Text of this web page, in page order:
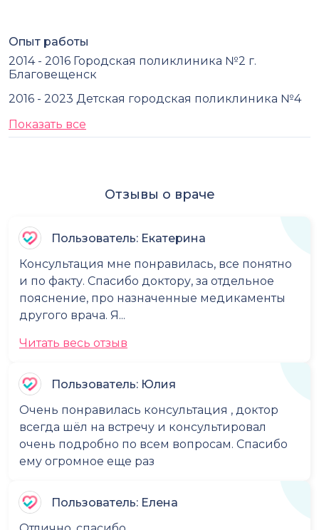
Опыт работы
2014 - 2016 Городская поликлиника №2 г.
Благовещенск
2016 - 2023 Детская городская поликлиника №4
Показать все
Отзывы о враче
Пользователь: Екатерина
Консультация мне понравилась, все понятно
и по факту. Спасибо доктору, за отдельное
пояснение, про назначенные медикаменты
другого врача. Я...
Читать весь отзыв
Пользователь: Юлия
Очень понравилась консультация , доктор
всегда шёл на встречу и консультировал
очень подробно по всем вопросам. Спасибо
ему огромное еще раз
Пользователь: Елена